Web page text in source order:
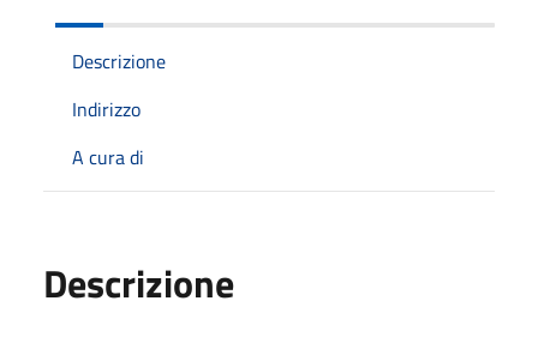
Descrizione
Indirizzo
A cura di
Descrizione